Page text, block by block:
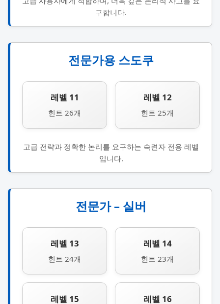
구합니다.
전문가용 스도쿠
레벨 11
힌트 26개
레벨 12
힌트 25개
고급 전략과 정확한 논리를 요구하는 숙련자 전용 레벨
입니다.
전문가 – 실버
레벨 13
힌트 24개
레벨 14
힌트 23개
레벨 15 레벨 16